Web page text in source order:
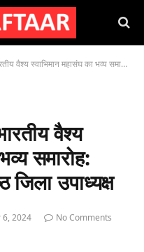
महासंघ का भव्य समारोह: मयंक गर्ग बने युवा वरिष्ठ जिला उपाध्यक्ष
वैश्य
समारोह:
जिला उपाध्यक्ष
6, 2024
No Comments